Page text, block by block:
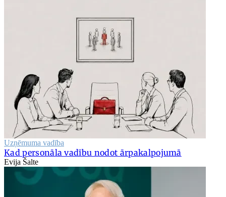
Uzņēmuma vadība
Kad personāla vadību nodot ārpakalpojumā
Evija Šalte